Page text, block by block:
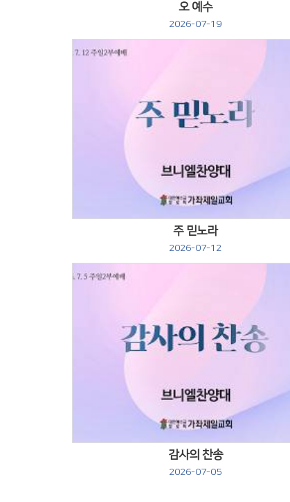
오 예수
2026-07-19
주 믿노라
2026-07-12
감사의 찬송
2026-07-05